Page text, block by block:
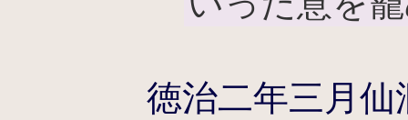
徳治二年三月仙